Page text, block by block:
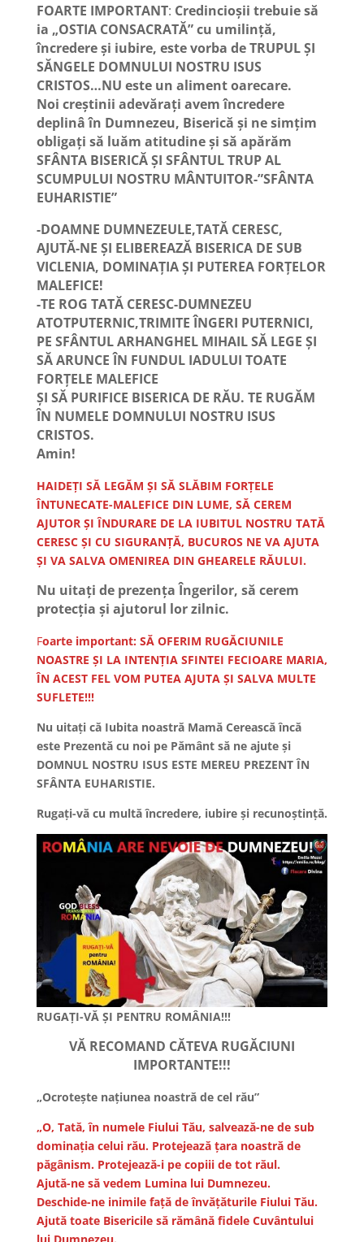
FOARTE IMPORTANT: Credincioșii trebuie să
ia „OSTIA CONSACRATĂ” cu umilință,
încredere și iubire, este vorba de TRUPUL ȘI
SĂNGELE DOMNULUI NOSTRU ISUS
CRISTOS…NU este un aliment oarecare.
Noi creștinii adevărați avem încredere
deplinâ în Dumnezeu, Biserică și ne simțim
obligați să luăm atitudine și să apărăm
SFÂNTA BISERICĂ ȘI SFÂNTUL TRUP AL
SCUMPULUI NOSTRU MÂNTUITOR-”SFÂNTA
EUHARISTIE”
-DOAMNE DUMNEZEULE,TATĂ CERESC,
AJUTĂ-NE ȘI ELIBEREAZĂ BISERICA DE SUB
VICLENIA, DOMINAȚIA ȘI PUTEREA FORȚELOR
MALEFICE!
-TE ROG TATĂ CERESC-DUMNEZEU
ATOTPUTERNIC,TRIMITE ÎNGERI PUTERNICI,
PE SFÂNTUL ARHANGHEL MIHAIL SĂ LEGE ȘI
SĂ ARUNCE ÎN FUNDUL IADULUI TOATE
FORȚELE MALEFICE
ȘI SĂ PURIFICE BISERICA DE RĂU. TE RUGĂM
ÎN NUMELE DOMNULUI NOSTRU ISUS
CRISTOS.
Amin!
HAIDEȚI SĂ LEGĂM ȘI SĂ SLĂBIM FORȚELE
ÎNTUNECATE-MALEFICE DIN LUME, SĂ CEREM
AJUTOR ȘI ÎNDURARE DE LA IUBITUL NOSTRU TATĂ
CERESC ȘI CU SIGURANȚĂ, BUCUROS NE VA AJUTA
ȘI VA SALVA OMENIREA DIN GHEARELE RĂULUI.
Nu uitați de prezența Îngerilor, să cerem
protecția și ajutorul lor zilnic.
Foarte important: SĂ OFERIM RUGĂCIUNILE
NOASTRE ȘI LA INTENȚIA SFINTEI FECIOARE MARIA,
ÎN ACEST FEL VOM PUTEA AJUTA ȘI SALVA MULTE
SUFLETE!!!
Nu uitați că Iubita noastră Mamă Cerească încă
este Prezentă cu noi pe Pământ să ne ajute și
DOMNUL NOSTRU ISUS ESTE MEREU PREZENT ÎN
SFÂNTA EUHARISTIE.
Rugați-vă cu multă încredere, iubire și recunoștință.
RUGAȚI-VĂ ȘI PENTRU ROMÂNIA!!!
VĂ RECOMAND CĂTEVA RUGĂCIUNI
IMPORTANTE!!!
„Ocroteşte naţiunea noastră de cel rău”
„O, Tată, în numele Fiului Tău, salvează-ne de sub
dominația celui rău. Protejează țara noastră de
păgânism. Protejează-i pe copiii de tot răul.
Ajută-ne să vedem Lumina lui Dumnezeu.
Deschide-ne inimile față de învățăturile Fiului Tău.
Ajută toate Bisericile să rămână fidele Cuvântului
lui Dumnezeu.